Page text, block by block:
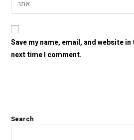
Save my name, email, and website
next time I comment.
Search